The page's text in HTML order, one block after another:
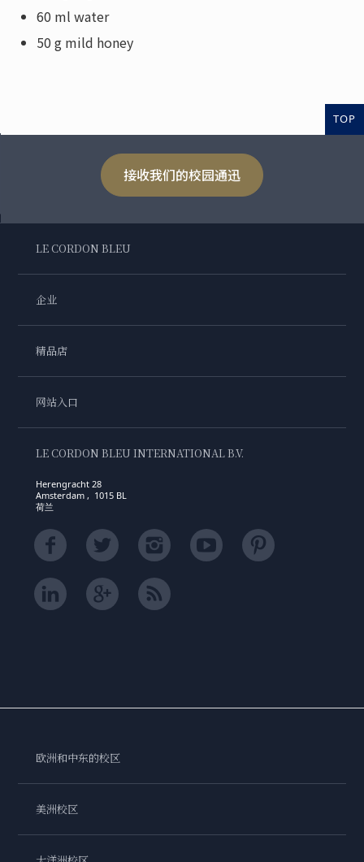
60 ml water
50 g mild honey
TOP
接收我们的校园通迅
LE CORDON BLEU
企业
精品店
网站入口
LE CORDON BLEU INTERNATIONAL B.V.
Herengracht 28
Amsterdam , 1015 BL
荷兰
欧洲和中东的校区
美洲校区